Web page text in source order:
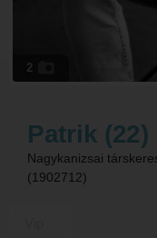
2
Patrik (22)
Nagykanizsai
(1902712)